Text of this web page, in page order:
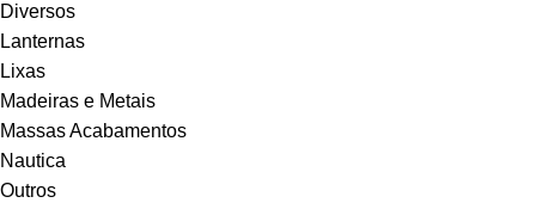
Diversos
Lanternas
Lixas
Madeiras e Metais
Massas Acabamentos
Nautica
Outros